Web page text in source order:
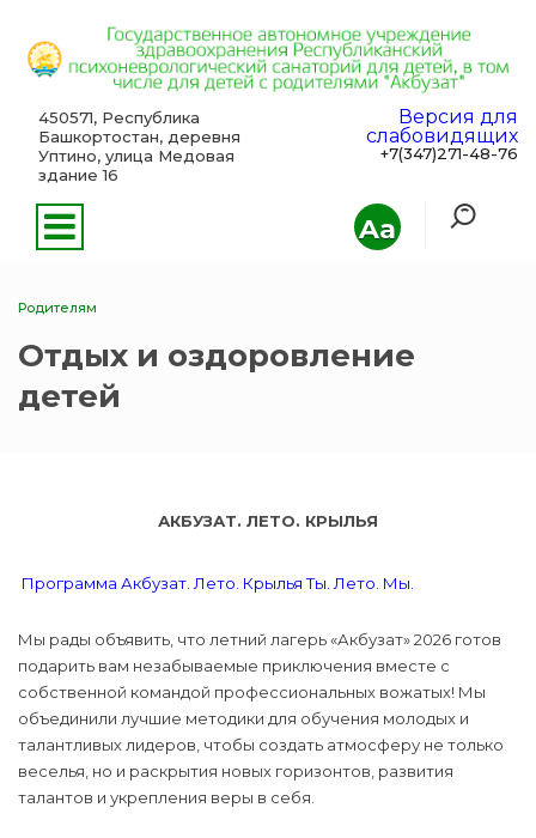
Aa
450571, Республика
Башкортостан, деревня
Уптино, улица Медовая
здание 16
Версия для
слабовидящих
+7(347)271-48-76
Родителям
Отдых и оздоровление
детей
АКБУЗАТ. ЛЕТО. КРЫЛЬЯ
Программа Акбузат. Лето. Крылья Ты. Лето. Мы.
Мы рады объявить, что летний лагерь «Акбузат» 2026 готов
подарить вам незабываемые приключения вместе с
собственной командой профессиональных вожатых! Мы
объединили лучшие методики для обучения молодых и
талантливых лидеров, чтобы создать атмосферу не только
веселья, но и раскрытия новых горизонтов, развития
талантов и укрепления веры в себя.